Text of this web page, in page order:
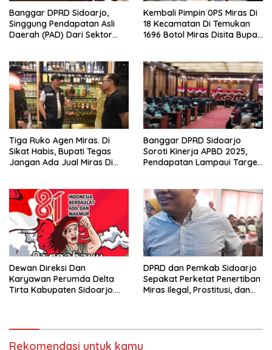
Banggar DPRD Sidoarjo,
Singgung Pendapatan Asli
Daerah (PAD) Dari Sektor
Evaluasi Secara Menyeluruh
Kembali Pimpin 0PS Miras Di
18 Kecamatan Di Temukan
1696 Botol Miras Disita Bupati
Tiga Ruko Agen Miras. Di
Sikat Habis, Bupati Tegas
Jangan Ada Jual Miras Di
Banggar DPRD Sidoarjo
Soroti Kinerja APBD 2025,
Pendapatan Lampaui Target
Dewan Direksi Dan
Karyawan Perumda Delta
Tirta Kabupaten Sidoarjo.
Agustus Tahun 2026
DPRD dan Pemkab Sidoarjo
Sepakat Perketat Penertiban
Miras Ilegal, Prostitusi, dan
Rekomendasi untuk kamu